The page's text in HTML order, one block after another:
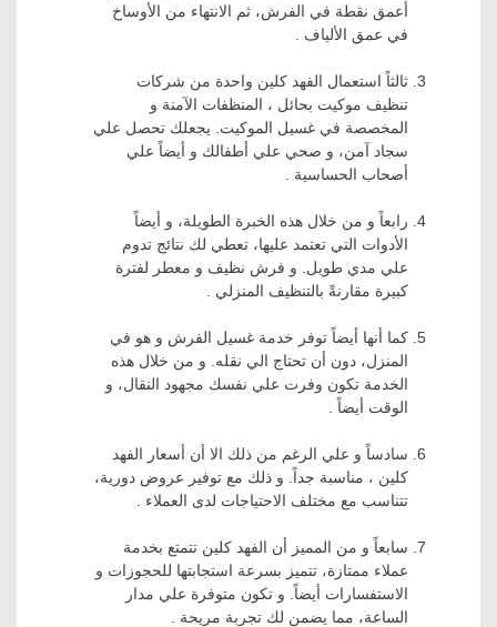
أعمق نقطة في الفرش، ثم الانتهاء من الأوساخ
في عمق الألياف .
ثالثاً استعمال الفهد كلين واحدة من شركات
تنظيف موكيت بحائل ، المنظفات الآمنة و
المخصصة في غسيل الموكيت. يجعلك تحصل علي
سجاد آمن، و صحي علي أطفالك و أيضاً علي
أصحاب الحساسية .
رابعاً و من خلال هذه الخبرة الطويلة، و أيضاً
الأدوات التي تعتمد عليها، تعطي لك نتائج تدوم
علي مدي طويل. و فرش نظيف و معطر لفترة
كبيرة مقارنةً بالتنظيف المنزلي .
كما أنها أيضاً توفر خدمة غسيل الفرش و هو في
المنزل، دون أن تحتاج الي نقله. و من خلال هذه
الخدمة تكون وفرت علي نفسك مجهود النقال، و
الوقت أيضاً .
سادساً و علي الرغم من ذلك الا أن أسعار الفهد
كلين ، مناسبة جداً. و ذلك مع توفير عروض دورية،
تتناسب مع مختلف الاحتياجات لدى العملاء .
سابعاً و من المميز أن الفهد كلين تتمتع بخدمة
عملاء ممتازة، تتميز بسرعة استجابتها للحجوزات و
الاستفسارات أيضاً. و تكون متوفرة علي مدار
الساعة، مما يضمن لك تجربة مريحة .